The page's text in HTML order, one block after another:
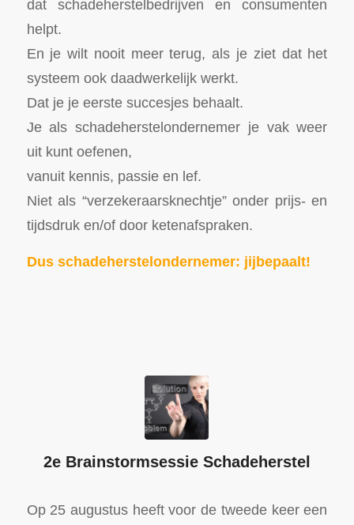
dat schadeherstelbedrijven en consumenten
helpt.
En je wilt nooit meer terug, als je ziet dat het
systeem ook daadwerkelijk werkt.
Dat je je eerste succesjes behaalt.
Je als schadeherstelondernemer je vak weer
uit kunt oefenen,
vanuit kennis, passie en lef.
Niet als “verzekeraarsknechtje” onder prijs- en
tijdsdruk en/of door ketenafspraken.
Dus schadeherstelondernemer: jijbepaalt!
2e Brainstormsessie Schadeherstel
Op 25 augustus heeft voor de tweede keer een